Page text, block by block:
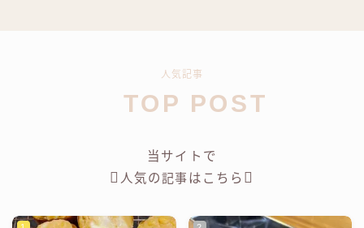
人気記事
TOP POST
当サイトで
人気の記事はこちら